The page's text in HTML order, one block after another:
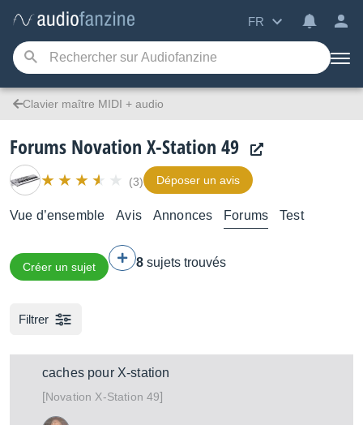
FR
Clavier maître MIDI + audio
Forums Novation X-Station 49
(3) Déposer un avis
Vue d’ensemble Avis Annonces Forums Test
Créer un sujet 8 sujets trouvés
Filtrer
caches pour X-station
[Novation X-Station 49]